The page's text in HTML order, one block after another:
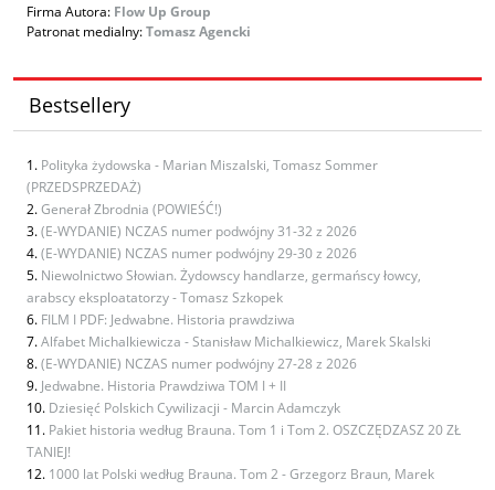
Firma Autora: Flow Up Group
Patronat medialny:Tomasz Agencki
Bestsellery
Polityka żydowska - Marian Miszalski, Tomasz Sommer
(PRZEDSPRZEDAŻ)
Generał Zbrodnia (POWIEŚĆ!)
(E-WYDANIE) NCZAS numer podwójny 31-32 z 2026
(E-WYDANIE) NCZAS numer podwójny 29-30 z 2026
Niewolnictwo Słowian. Żydowscy handlarze, germańscy łowcy,
arabscy eksploatatorzy - Tomasz Szkopek
FILM I PDF: Jedwabne. Historia prawdziwa
Alfabet Michalkiewicza - Stanisław Michalkiewicz, Marek Skalski
(E-WYDANIE) NCZAS numer podwójny 27-28 z 2026
Jedwabne. Historia Prawdziwa TOM I + II
Dziesięć Polskich Cywilizacji - Marcin Adamczyk
Pakiet historia według Brauna. Tom 1 i Tom 2. OSZCZĘDZASZ 20 ZŁ
TANIEJ!
1000 lat Polski według Brauna. Tom 2 - Grzegorz Braun, Marek